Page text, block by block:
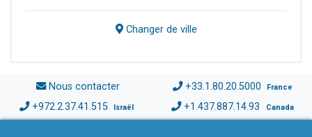
Changer de ville
Nous contacter +33.1.80.20.5000 France
+972.2.37.41.515 Israël +1.437.887.14.93 Canada